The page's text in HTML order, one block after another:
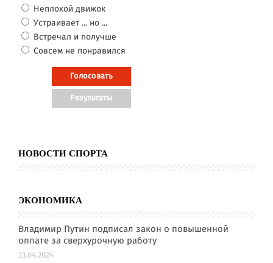
Неплохой движок
Устраивает ... но ...
Встречал и получше
Совсем не понравился
НОВОСТИ СПОРТА
ЭКОНОМИКА
Владимир Путин подписал закон о повышенной
оплате за сверхурочную работу
23.04.2024